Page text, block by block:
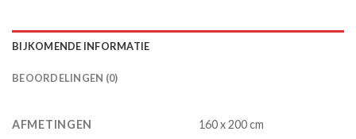
BIJKOMENDE INFORMATIE
BEOORDELINGEN (0)
AFMETINGEN 160 x 200 cm